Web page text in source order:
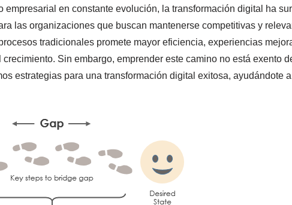
empresarial en constante evolución, la transformación digital ha
las organizaciones que buscan mantenerse competitivas y
tradicionales promete mayor eficiencia, experiencias
crecimiento. Sin embargo, emprender este camino no está exento
estrategias para una transformación digital exitosa, ayudándote